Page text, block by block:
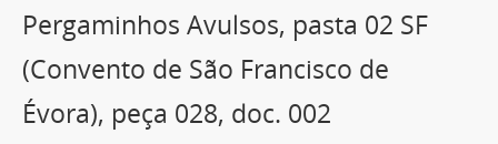
Pergaminhos Avulsos, pasta 02 SF
(Convento de São Francisco de
Évora), peça 028, doc. 002